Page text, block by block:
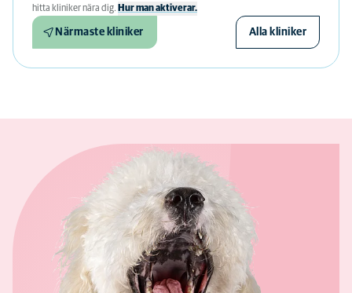
hitta kliniker nära dig. Hur man aktiverar.
Närmaste kliniker Alla kliniker